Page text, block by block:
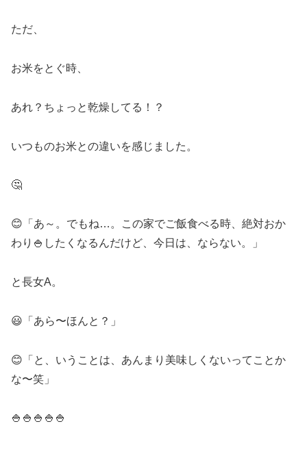
ただ、
お米をとぐ時、
あれ？ちょっと乾燥してる！？
いつものお米との違いを感じました。
🤔
😊「あ～。でもね…。この家でご飯食べる時、絶対おか
わり🍚したくなるんだけど、今日は、ならない。」
と長女A。
😃「あら〜ほんと？」
😊「と、いうことは、あんまり美味しくないってことか
な〜笑」
🍚🍚🍚🍚🍚